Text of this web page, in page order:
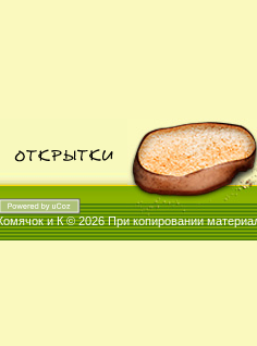
и К © 2026При копировании